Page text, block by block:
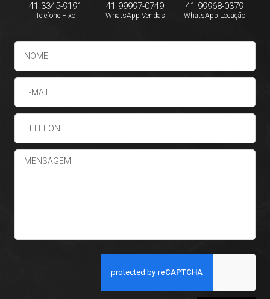
41 3345-9191
Telefone Fixo
41 99997-0749
WhatsApp Vendas
41 99968-0379
WhatsApp Locação